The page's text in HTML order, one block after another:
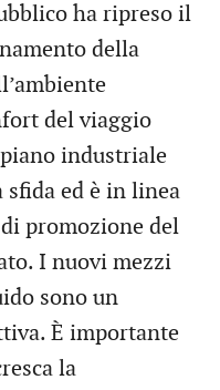
ha ripreso il
della
del viaggio
industriale
sfida ed è in linea
promozione del
I nuovi mezzi
sono un
È importante
la